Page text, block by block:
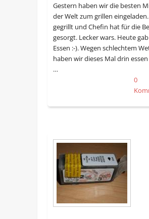
Gestern haben wir die besten
der Welt zum grillen
gegrillt und Chefin hat für die
gesorgt. Lecker wars. Heute
Essen :-). Wegen schlechtem
haben wir dieses Mal drin
…
0